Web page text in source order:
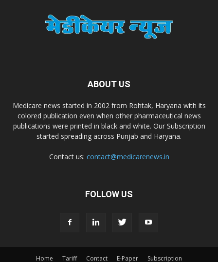
Dr. Madhukar Pharmaceuticals (P) Ltd
Domagk Smith Labs Pvt Ltd
Diya Healthcare Private Limited
Divit Nutraceuticals Pvt. Ltd.
Divine Savior Pvt Ltd
ABOUT US
Medicare news started in 2002 from Rohtak, Haryana with its
colored publication even when other pharmaceutical news
publications were printed in black and white. Our Subscription
started spreading across Punjab and Haryana.
Contact us: contact@medicarenews.in
FOLLOW US
Home Tariff Contact E-Paper Subscription